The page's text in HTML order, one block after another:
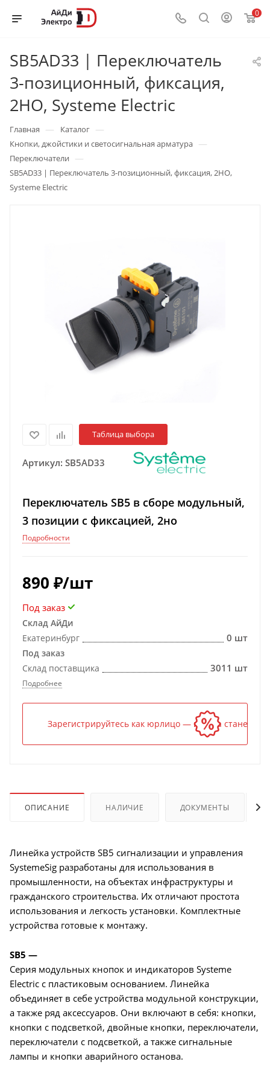
0
SB5AD33 | Переключатель
3-позиционный, фиксация,
2НО, Systeme Electric
Главная — Каталог —
Кнопки, джойстики и светосигнальная арматура —
Переключатели —
SB5AD33 | Переключатель 3-позиционный, фиксация, 2НО,
Systeme Electric
Таблица выбора
Артикул: SB5AD33
Переключатель SB5 в сборе модульный,
3 позиции с фиксацией, 2но
Подробности
890 ₽/шт
Под заказ
Склад АйДи
Екатеринбург
0 шт
Под заказ
Склад поставщика
3011 шт
Подробнее
Зарегистрируйтесь как юрлицо — и цена станет
ОПИСАНИЕ НАЛИЧИЕ ДОКУМЕНТЫ
Линейка устройств SB5 сигнализации и управления
SystemeSig разработаны для использования в
промышленности, на объектах инфраструктуры и
гражданского строительства. Их отличают простота
использования и легкость установки. Комплектные
устройства готовые к монтажу.
SB5 —
Серия модульных кнопок и индикаторов Systeme
Electric с пластиковым основанием. Линейка
объединяет в себе устройства модульной конструкции,
а также ряд аксессуаров. Они включают в себя: кнопки,
кнопки с подсветкой, двойные кнопки, переключатели,
переключатели с подсветкой, а также сигнальные
лампы и кнопки аварийного останова.